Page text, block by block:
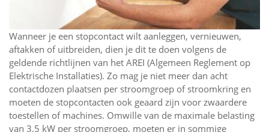
Wanneer je een stopcontact wilt aanleggen, vernieuwen,
aftakken of uitbreiden, dien je dit te doen volgens de
geldende richtlijnen van het AREI (Algemeen Reglement op
Elektrische Installaties). Zo mag je niet meer dan acht
contactdozen plaatsen per stroomgroep of stroomkring en
moeten de stopcontacten ook geaard zijn voor zwaardere
toestellen of machines. Omwille van de maximale belasting
van 3,5 kW per stroomgroep, moeten er in sommige